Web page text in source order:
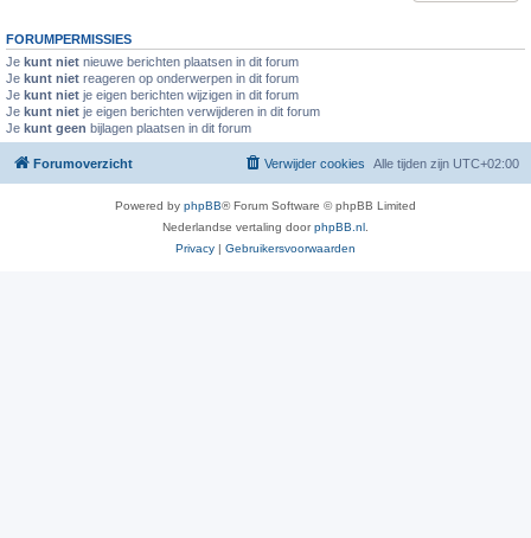
FORUMPERMISSIES
Je kunt niet nieuwe berichten plaatsen in dit forum
Je kunt niet reageren op onderwerpen in dit forum
Je kunt niet je eigen berichten wijzigen in dit forum
Je kunt niet je eigen berichten verwijderen in dit forum
Je kunt geen bijlagen plaatsen in dit forum
Forumoverzicht Alle tijden zijn UTC+02:00
Verwijder cookies
Powered by phpBB® Forum Software © phpBB Limited
Nederlandse vertaling doorphpBB.nl
Privacy | Gebruikersvoorwaarden